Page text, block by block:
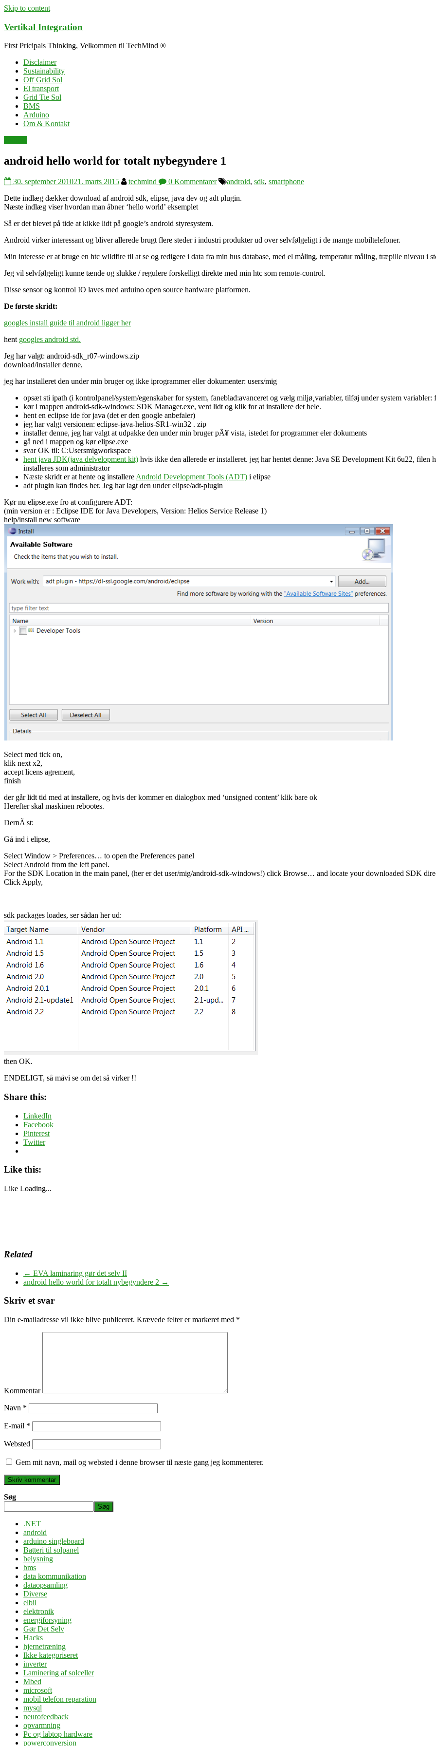
Skip to content
Vertikal Integration
First Pricipals Thinking, Velkommen til TechMind ®
Disclaimer
Sustainability
Off Grid Sol
El transport
Grid Tie Sol
BMS
Arduino
Om & Kontakt
android hello world for totalt nybegyndere 1
30. september 201021. marts 2015 techmind 0 Kommentarer android, sdk, smartphone
Dette indlæg dækker download af android sdk, elipse, java dev og adt plugin.
Næste indlæg viser hvordan man åbner ‘hello world’ eksemplet
Så er det blevet på tide at kikke lidt på google’s android styresystem.
Android virker interessant og bliver allerede brugt flere steder i industri produkter ud over selvfølgeligt i de mange mobiltelefoner.
Min interesse er at bruge en htc wildfire til at se og redigere i data fra min hus database, med el måling, temperatur måling, træpille niveau i
Jeg vil selvfølgeligt kunne tænde og slukke / regulere forskelligt direkte med min htc som remote-control.
Disse sensor og kontrol IO laves med arduino open source hardware platformen.
De første skridt:
googles install guide til android ligger her
hent googles android std.
Jeg har valgt: android-sdk_r07-windows.zip
download/installer denne,
jeg harinstalleret den under min bruger og ikke iprogrammer eller dokumenter: users/mig
opsæt sti ipath (i kontrolpanel/system/egenskaber for system, faneblad:avanceret og vælg miljø¸variabler, tilføj under system
kør i mappen android-sdk-windows: SDK Manager.exe, vent lidt og klik for at installere det hele.
hent en eclipse ide for java (det er den google anbefaler)
jeg har valgt versionen: eclipse-java-helios-SR1-win32 . zip
installer denne, jeg har valgt at udpakke den under min bruger pÃ¥ vista, istedet for programmer eler dokuments
gå ned i mappen og kør elipse.exe
svar OK til: C:Usersmigworkspace
hent java JDK(java delvelopment kit) hvis ikke den allerede er installeret. jeg har hentet denne: Java SE Development Kit 6u22,
installeres som administrator
Næste skridt er at hente og installere Android Development Tools (ADT) i elipse
adt plugin kan findes her. Jeg har lagt den under elipse/adt-plugin
Kør nu elipse.exe fro at configurere ADT:
(min version er : Eclipse IDE for Java Developers, Version: Helios Service Release 1)
help/install new software
Select med tick on,
klik next x2,
accept licens agrement,
finish
der går lidt tid med at installere, og hvis der kommer en dialogbox med ‘unsigned content’ klik bare ok
Herefter skal maskinen rebootes.
DernÃ¦st:
Gå ind i elipse,
Select Window > Preferences… to open the Preferences panel
Select Android from the left panel.
For the SDK Location in the main panel, (her er det user/mig/android-sdk-windows!) click Browse… and locate your downloaded SDK
Click Apply,
sdk packages loades, ser sådan her ud:
then OK.
ENDELIGT, så måvi se om det så virker !!
Share this:
LinkedIn
Facebook
Pinterest
Twitter
Like this:
Like Loading...
Related
← EVA laminaring gør det selv II
android hello world for totalt nybegyndere 2 →
Skriv et svar
Din e-mailadresse vil ikke blive publiceret. Krævede felter er markeret med *
Kommentar
Navn *
E-mail *
Websted
Gem mit navn, mail og websted i denne browser til næste gang jeg kommenterer.
Søg
Søg
.NET
android
arduino singleboard
Batteri til solpanel
belysning
bms
data kommunikation
dataopsamling
Diverse
elbil
elektronik
energiforsyning
Gør Det Selv
Hacks
hjernetræning
Ikke kategoriseret
inverter
Laminering af solceller
Mbed
microsoft
mobil telefon reparation
mysql
neurofeedback
opvarmning
Pc og labtop hardware
powerconversion